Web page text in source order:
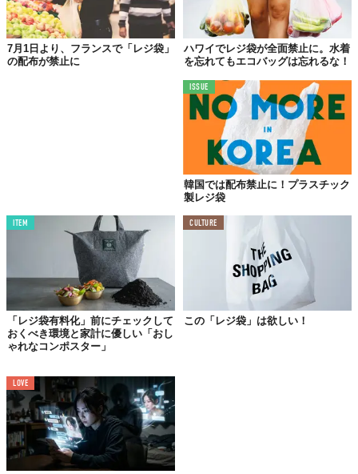
イギリスは2015年10月にレジ袋の有料化へ踏み切りました。それ
約76億枚もタダで配布してきたレジ袋を有料にする動き
は、ハワイの罰金付き全面禁止令と比べると効果が気になります
が、1年後の調査によると
マイバッグ持参するようになった
との調査結果が出ています。また、レジ袋の有料化に対する支持
率が51%から実施後は62%にまで上昇したことから、この施策に
よりイギリスの人々の意識向上に大きくつながった事例と考えら
れています。続きを読む＞＞＞
2016年7月
フランスでレジ袋の配布が禁止
7月1日より、フランスで「レジ袋」
の配布が禁止に
ハワイでレジ袋が全面禁止に。水着
を忘れてもエコバッグは忘れるな！
ISSUE
韓国では配布禁止に！プラスチック
製レジ袋
ITEM
「レジ袋有料化」前にチェックして
おくべき環境と家計に優しい「おし
ゃれなコンポスター」
CULTURE
この「レジ袋」は欲しい！
LOVE